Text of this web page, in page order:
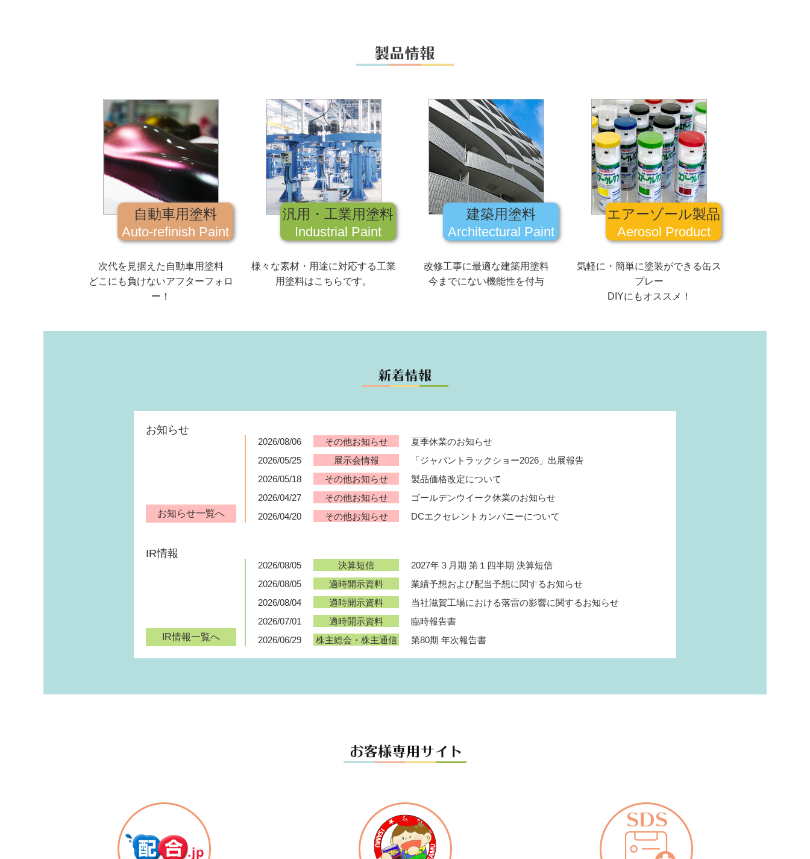
自動車用塗料
Auto-refinish Paint
次代を見据えた自動車用塗料
どこにも負けないアフターフォロ
ー！
汎用・工業用塗料
Industrial Paint
様々な素材・用途に対応する工業
用塗料はこちらです。
建築用塗料
Architectural Paint
改修工事に最適な建築用塗料
今までにない機能性を付与
エアーゾール製品
Aerosol Product
気軽に・簡単に塗装ができる缶ス
プレー
DIYにもオススメ！
お知らせ
お知らせ一覧へ
2026/08/06 その他お知らせ
夏季休業のお知らせ
2026/05/25
展示会情報
「ジャパントラックショー2026」出展報告
2026/05/18
その他お知らせ
製品価格改定について
2026/04/27
その他お知らせ
ゴールデンウイーク休業のお知らせ
2026/04/20
その他お知らせ DCエクセレントカンパニーについて
IR情報
IR情報一覧へ
2026/08/05 決算短信
2027年３月期 第１四半期 決算短信
2026/08/05
適時開示資料
業績予想および配当予想に関するお知らせ
2026/08/04
適時開示資料
当社滋賀工場における落雷の影響に関するお知らせ
2026/07/01
適時開示資料
臨時報告書
2026/06/29
株主総会・株主通信 第80期 年次報告書